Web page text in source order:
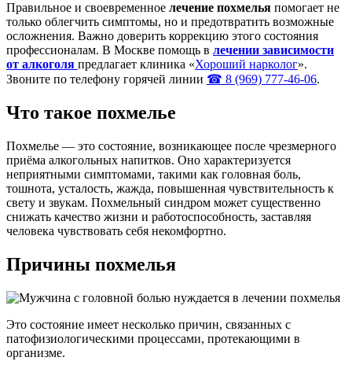
Правильное и своевременное лечение похмелья помогает не
только облегчить симптомы, но и предотвратить возможные
осложнения. Важно доверить коррекцию этого состояния
профессионалам. В Москве помощь в лечении зависимости
от алкоголя предлагает клиника «Хороший нарколог».
Звоните по телефону горячей линии ☎ 8 (969) 777-46-06.
Что такое похмелье
Похмелье — это состояние, возникающее после чрезмерного
приёма алкогольных напитков. Оно характеризуется
неприятными симптомами, такими как головная боль,
тошнота, усталость, жажда, повышенная чувствительность к
свету и звукам. Похмельный синдром может существенно
снижать качество жизни и работоспособность, заставляя
человека чувствовать себя некомфортно.
Причины похмелья
Это состояние имеет несколько причин, связанных с
патофизиологическими процессами, протекающими в
организме.